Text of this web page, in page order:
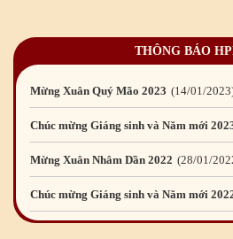
THÔNG BÁO
Chúc mừng Giáng sinh và Năm mới
Mừng Xuân Quý Mão 2023 14/01 /2023
Chúc mừng Giáng sinh và Năm mới
Mừng Xuân Nhâm Dần 2022 28/01 /
Chúc mừng Giáng sinh và Năm mới